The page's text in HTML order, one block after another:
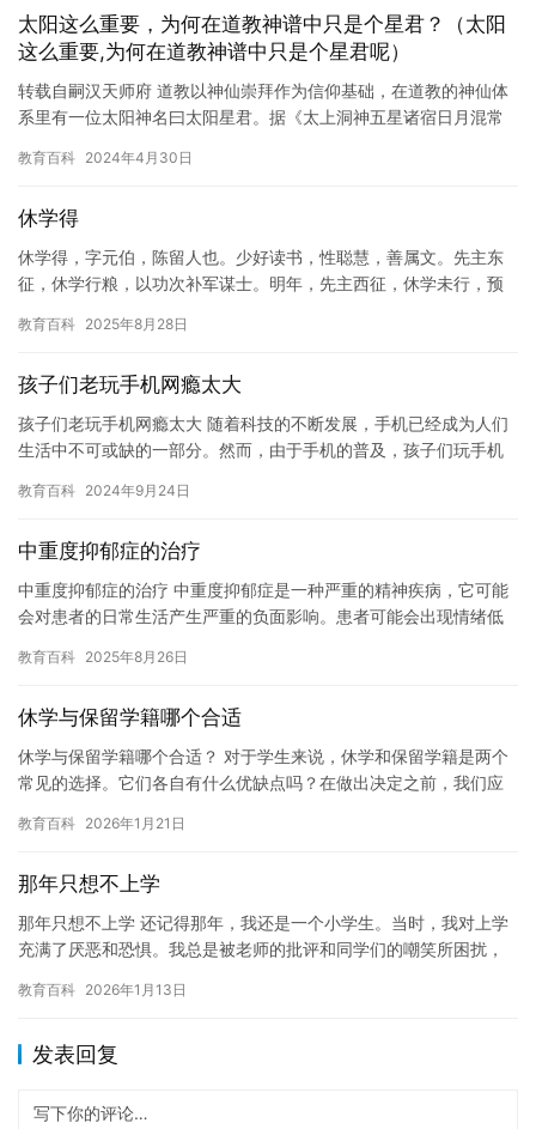
太阳这么重要，为何在道教神谱中只是个星君？（太阳
这么重要,为何在道教神谱中只是个星君呢）
转载自嗣汉天师府 道教以神仙崇拜作为信仰基础，在道教的神仙体
系里有一位太阳神名曰太阳星君。据《太上洞神五星诸宿日月混常
居…
教育百科 2024年4月30日
休学得
休学得，字元伯，陈留人也。少好读书，性聪慧，善属文。先主东
征，休学行粮，以功次补军谋士。明年，先主西征，休学未行，预
风起…
教育百科 2025年8月28日
孩子们老玩手机网瘾太大
孩子们老玩手机网瘾太大 随着科技的不断发展，手机已经成为人们
生活中不可或缺的一部分。然而，由于手机的普及，孩子们玩手机
影响…
教育百科 2024年9月24日
中重度抑郁症的治疗
中重度抑郁症的治疗 中重度抑郁症是一种严重的精神疾病，它可能
会对患者的日常生活产生严重的负面影响。患者可能会出现情绪低
些症…
教育百科 2025年8月26日
休学与保留学籍哪个合适
休学与保留学籍哪个合适？ 对于学生来说，休学和保留学籍是两个
常见的选择。它们各自有什么优缺点吗？在做出决定之前，我们应
行…
教育百科 2026年1月21日
那年只想不上学
那年只想不上学 还记得那年，我还是一个小学生。当时，我对上学
充满了厌恶和恐惧。我总是被老师的批评和同学们的嘲笑所困扰，
说…
教育百科 2026年1月13日
发表回复